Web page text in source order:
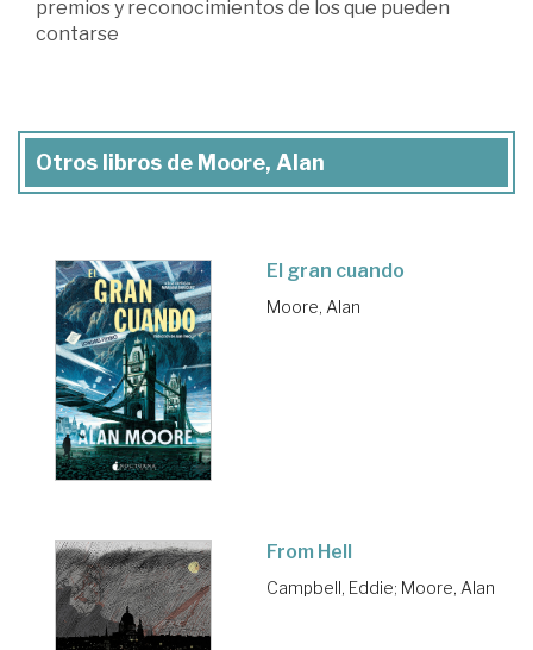
premios y reconocimientos de los que pueden
contarse
Otros libros de Moore, Alan
El gran cuando
Moore, Alan
From Hell
Campbell, Eddie; Moore, Alan